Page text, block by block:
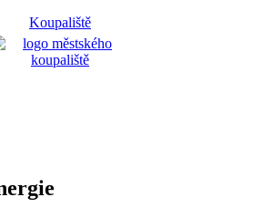
Koupaliště